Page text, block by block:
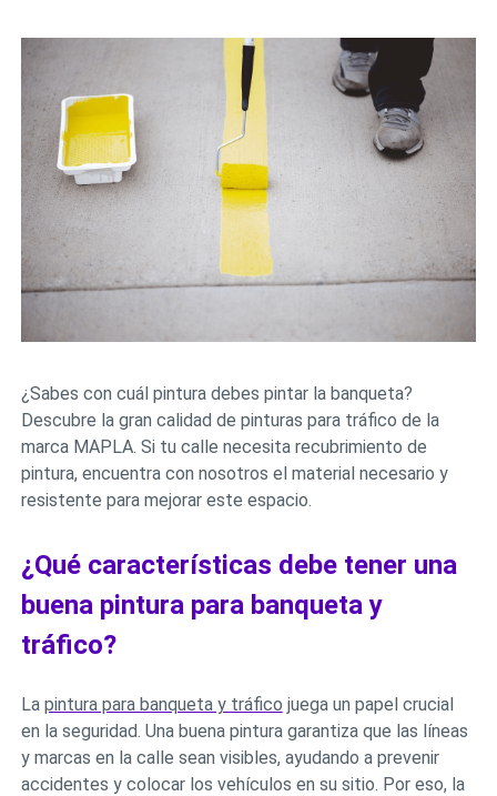
¿Sabes con cuál pintura debes pintar la banqueta?
Descubre la gran calidad de pinturas para tráfico de la
marca MAPLA. Si tu calle necesita recubrimiento de
pintura, encuentra con nosotros el material necesario y
resistente para mejorar este espacio.
¿Qué características debe tener una
buena pintura para banqueta y
tráfico?
La pintura para banqueta y tráfico juega un papel crucial
en la seguridad. Una buena pintura garantiza que las líneas
y marcas en la calle sean visibles, ayudando a prevenir
accidentes y colocar los vehículos en su sitio. Por eso, la